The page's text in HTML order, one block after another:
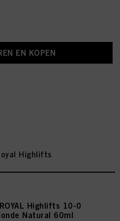
EN KOPEN
Highlifts
Highlifts 10-0
Natural 60ml